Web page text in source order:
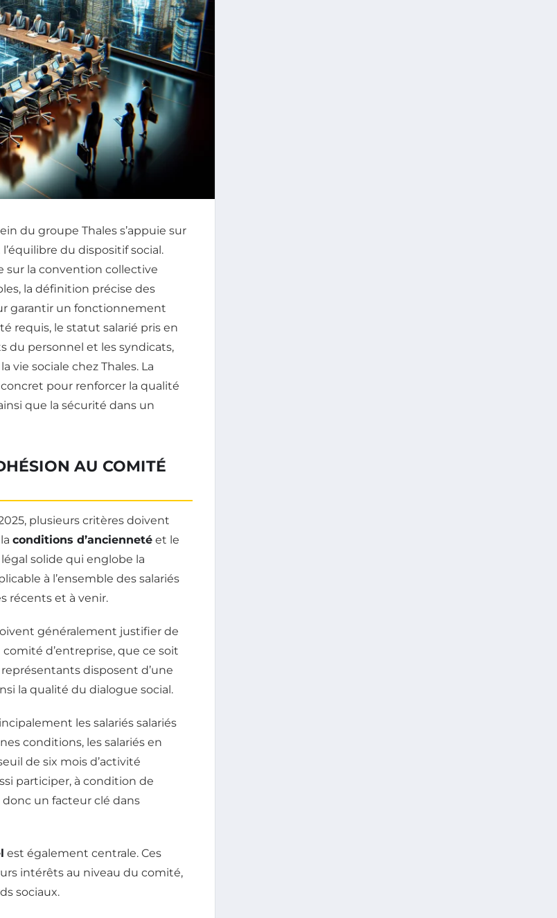
du groupe Thales s’appuie sur
du dispositif social.
sur la convention collective
la définition précise des
garantir un fonctionnement
requis, le statut salarié pris en
du personnel et les syndicats,
sociale chez Thales. La
pour renforcer la qualité
que la sécurité dans un
AU COMITÉ
plusieurs critères doivent
conditions d’ancienneté et le
solide qui englobe la
à l’ensemble des salariés
récents et à venir.
généralement justifier de
d’entreprise, que ce soit
disposent d’une
la qualité du dialogue social.
les salariés salariés
conditions, les salariés en
de six mois d’activité
participer, à condition de
donc un facteur clé dans
est également centrale. Ces
intérêts au niveau du comité,
sociaux.